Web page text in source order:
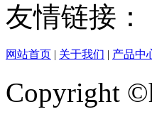
友情链接：
网站首页 | 关于我们 | 产品中
Copyright